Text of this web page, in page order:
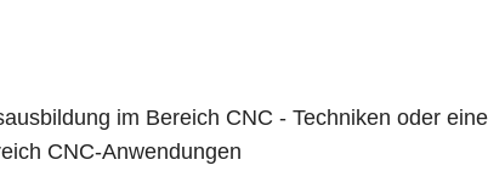
im Bereich CNC - Techniken oder
CNC-Anwendungen